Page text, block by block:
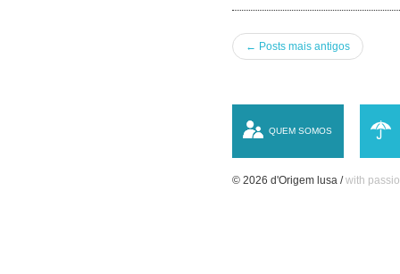
← Posts mais antigos
QUEM SOMOS
© 2026 d'Origem lusa /with